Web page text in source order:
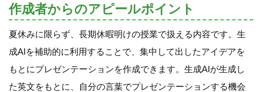
作成者からのアピールポイント
夏休みに限らず、長期休暇明けの授業で扱える内容です。生
成AIを補助的に利用することで、集中して出したアイデアを
もとにプレゼンテーションを作成できます。生成AIが生成し
た英文をもとに、自分の言葉でプレゼンテーションする機会